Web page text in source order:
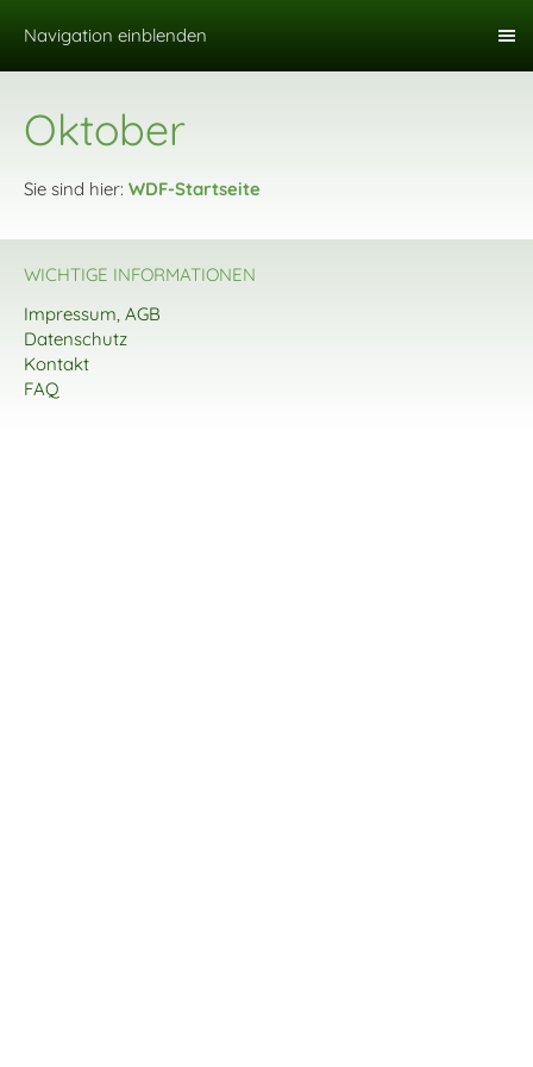
Navigation einblenden
Oktober
Sie sind hier: WDF-Startseite
WICHTIGE INFORMATIONEN
Impressum, AGB
Datenschutz
Kontakt
FAQ